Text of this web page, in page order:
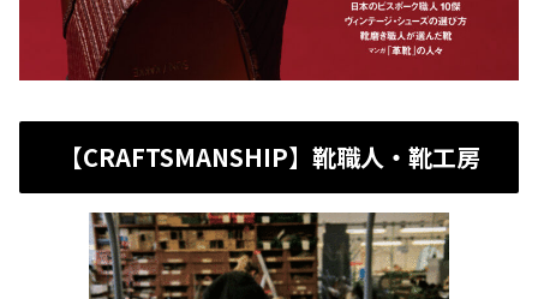
【CRAFTSMANSHIP】靴職人・靴工房